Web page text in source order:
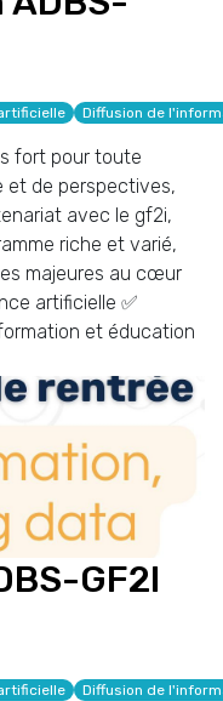
Diffusion de
fort pour toute
et de perspectives,
avec le gf2i,
riche et varié,
majeures au cœur
artificielle ✅
et éducation
GF2I
Diffusion de